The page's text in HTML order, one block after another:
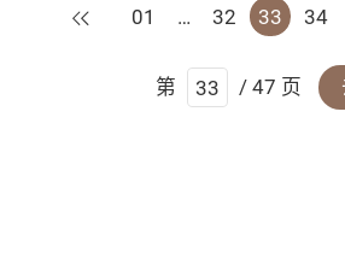
上一页
01 … 32 33 34
第 / 47 页